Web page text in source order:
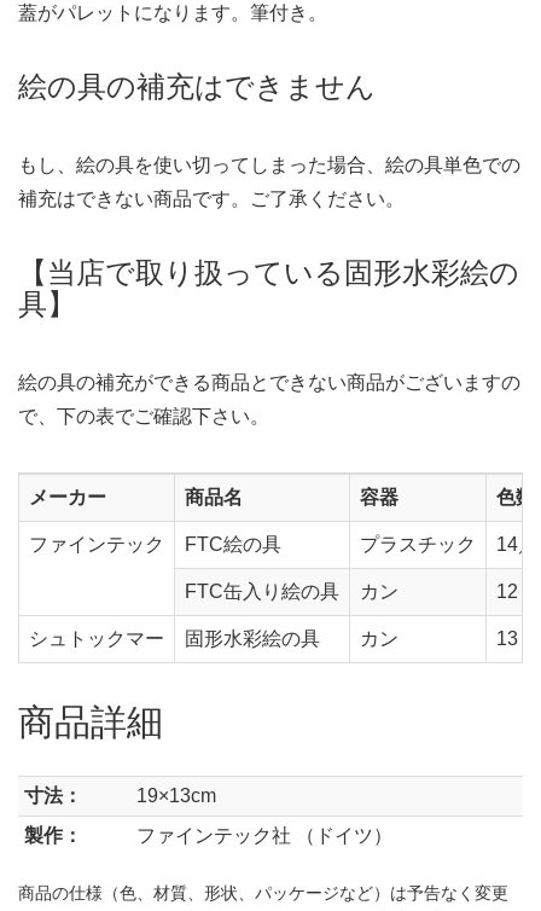
蓋がパレットになります。筆付き。
絵の具の補充はできません
もし、絵の具を使い切ってしまった場合、絵の具単色での
補充はできない商品です。ご了承ください。
【当店で取り扱っている固形水彩絵の
具】
絵の具の補充ができる商品とできない商品がございますの
で、下の表でご確認下さい。
メーカー 商品名 容器 色数
ファインテック FTC絵の具 プラスチック 14
FTC缶入り絵の具 カン 12
シュトックマー 固形水彩絵の具 カン 13
商品詳細
寸法：
19×13cm
製作：
ファインテック社 （ドイツ）
商品の仕様（色、材質、形状、パッケージなど）は予告なく変更